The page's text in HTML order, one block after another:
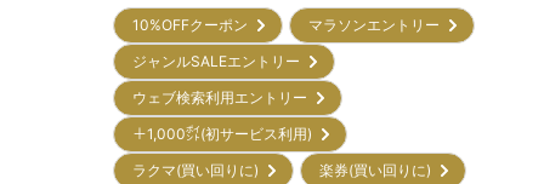
10%OFFクーポン
マラソンエントリー
ジャンルSALEエントリー
ウェブ検索利用エントリー
＋1,000㌽(初サービス利用)
ラクマ(買い回りに)
楽券(買い回りに)